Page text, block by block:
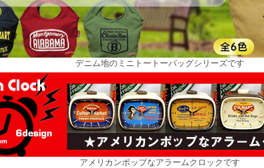
デニム地のミニトートーバッグシリーズです
アメリカンポップなアラームクロックです